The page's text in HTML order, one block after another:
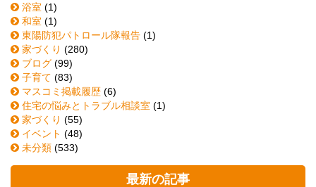
浴室 (1)
和室 (1)
東陽防犯パトロール隊報告 (1)
家づくり (280)
ブログ (99)
子育て (83)
マスコミ掲載履歴 (6)
住宅の悩みとトラブル相談室 (1)
家づくり (55)
イベント (48)
未分類 (533)
最新の記事